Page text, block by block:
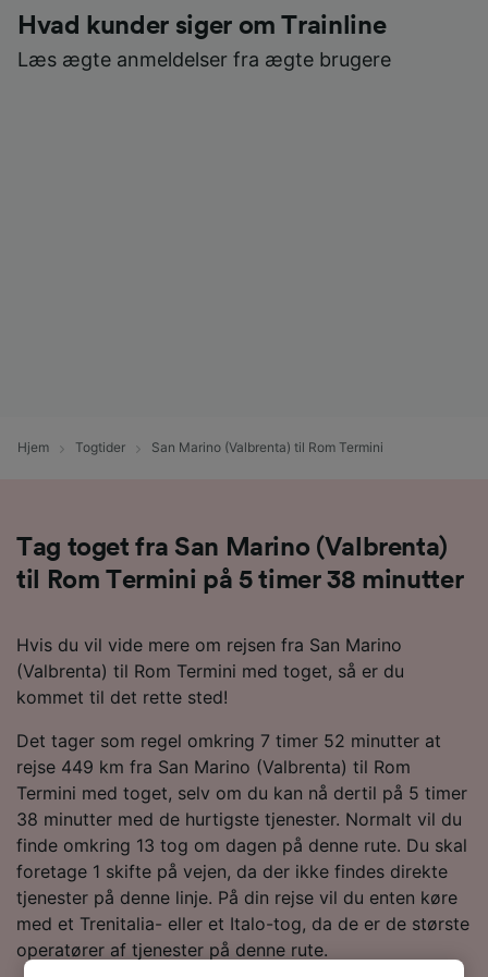
Hvad kunder siger om Trainline
Læs ægte anmeldelser fra ægte brugere
Hjem Togtider San Marino (Valbrenta) til Rom Termini
Tag toget fra San Marino (Valbrenta)
til Rom Termini på 5 timer 38 minutter
Hvis du vil vide mere om rejsen fra San Marino
(Valbrenta) til Rom Termini med toget, så er du
kommet til det rette sted!
Det tager som regel omkring 7 timer 52 minutter at
rejse 449 km fra San Marino (Valbrenta) til Rom
Termini med toget, selv om du kan nå dertil på 5 timer
38 minutter med de hurtigste tjenester. Normalt vil du
finde omkring 13 tog om dagen på denne rute. Du skal
foretage 1 skifte på vejen, da der ikke findes direkte
tjenester på denne linje. På din rejse vil du enten køre
med et Trenitalia- eller et Italo-tog, da de er de største
operatører af tjenester på denne rute.